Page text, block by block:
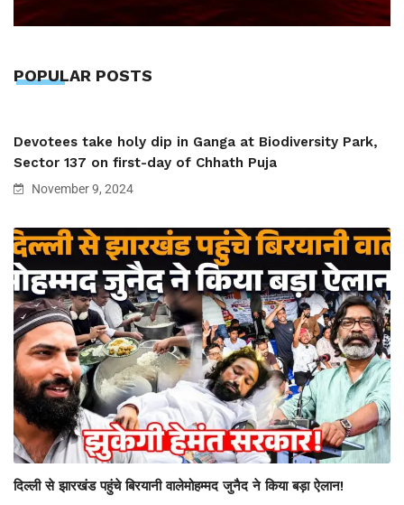
POPULAR POSTS
Devotees take holy dip in Ganga at Biodiversity Park,
Sector 137 on first-day of Chhath Puja
November 9, 2024
दिल्ली से झारखंड पहुंचे बिरयानी वालेमोहम्मद जुनैद ने किया बड़ा ऐलान!